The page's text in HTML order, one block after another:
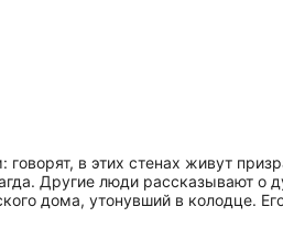
в этих стенах живут
Другие люди рассказывают о
дома, утонувший в колодце.